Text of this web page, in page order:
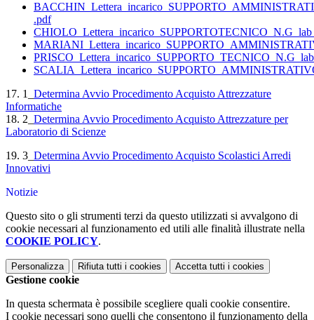
.pdf
17. 1_ Determina Avvio Procedimento Acquisto Attrezzature
Informatiche
18. 2_ Determina Avvio Procedimento Acquisto Attrezzature per
Laboratorio di Scienze
19. 3_ Determina Avvio Procedimento Acquisto Scolastici Arredi
Innovativi
Notizie
Questo sito o gli strumenti terzi da questo utilizzati si avvalgono di
cookie necessari al funzionamento ed utili alle finalità illustrate nella
COOKIE POLICY.
Personalizza Rifiuta tutti i cookies Accetta tutti i cookies
Gestione cookie
In questa schermata è possibile scegliere quali cookie consentire.
I cookie necessari sono quelli che consentono il funzionamento della